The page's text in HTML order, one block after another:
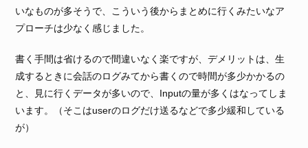
いなものが多そうで、こういう後からまとめに行くみたいなア
プローチは少なく感じました。
書く手間は省けるので間違いなく楽ですが、デメリットは、生
成するときに会話のログみてから書くので時間が多少かかるの
と、見に行くデータが多いので、Inputの量が多くはなってしま
います。（そこはuserのログだけ送るなどで多少緩和している
が）